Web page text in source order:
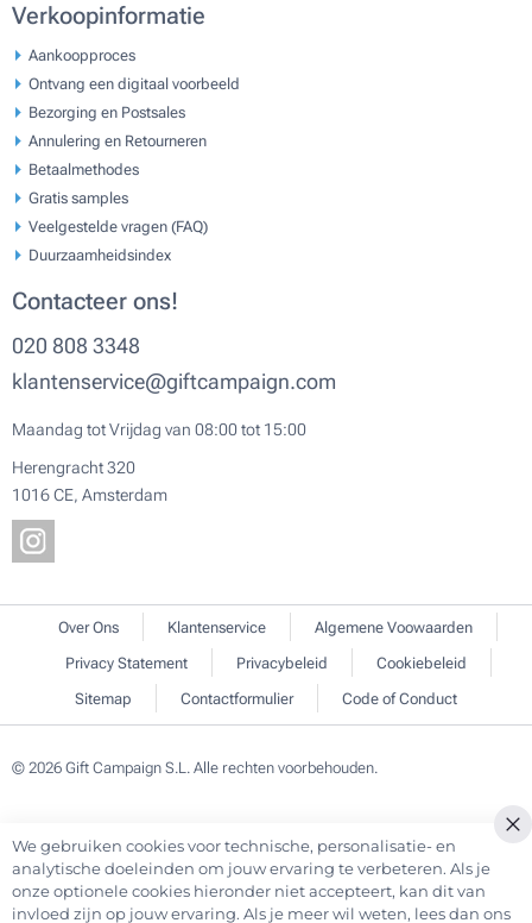
Verkoopinformatie
Aankoopproces
Ontvang een digitaal voorbeeld
Bezorging en Postsales
Annulering en Retourneren
Betaalmethodes
Gratis samples
Veelgestelde vragen (FAQ)
Duurzaamheidsindex
Contacteer ons!
020 808 3348
klantenservice@giftcampaign.com
Maandag tot Vrijdag van 08:00 tot 15:00
Herengracht 320
1016 CE, Amsterdam
Over Ons Klantenservice
Algemene Voowaarden
Privacy Statement
Privacybeleid
Cookiebeleid
Sitemap
Contactformulier Code of Conduct
© 2026 Gift Campaign S.L. Alle rechten voorbehouden.
We gebruiken cookies voor technische, personalisatie- en
analytische doeleinden om jouw ervaring te verbeteren. Als je
onze optionele cookies hieronder niet accepteert, kan dit van
invloed zijn op jouw ervaring. Als je meer wil weten, lees dan ons